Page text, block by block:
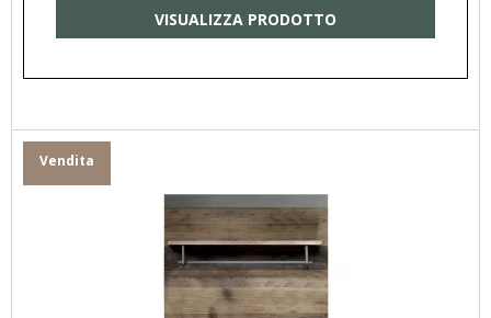
VISUALIZZA PRODOTTO
Vendita